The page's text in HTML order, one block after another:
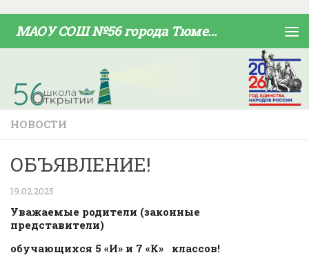
МАОУ СОШ №56 города Тюмени
НОВОСТИ
ОБЪЯВЛЕНИЕ!
19.02.2025
Уважаемые родители (законные
представители)
обучающихся 5 «И» и 7 «К» классов!